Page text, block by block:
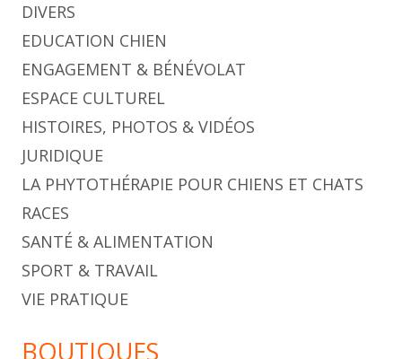
DIVERS
EDUCATION CHIEN
ENGAGEMENT & BÉNÉVOLAT
ESPACE CULTUREL
HISTOIRES, PHOTOS & VIDÉOS
JURIDIQUE
LA PHYTOTHÉRAPIE POUR CHIENS ET CHATS
RACES
SANTÉ & ALIMENTATION
SPORT & TRAVAIL
VIE PRATIQUE
BOUTIQUES